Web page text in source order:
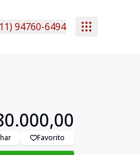
94760-6494
Favorito